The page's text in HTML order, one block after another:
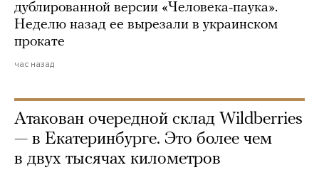
дублированной версии «Человека-паука».
Неделю назад ее вырезали в украинском
прокате
час назад
Атакован очередной склад Wildberries
— в Екатеринбурге. Это более чем
в двух тысячах километров